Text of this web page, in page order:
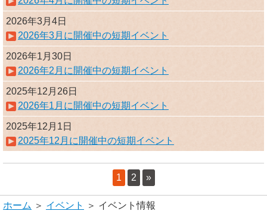
2026年3月4日
2026年3月に開催中の短期イベント
2026年1月30日
2026年2月に開催中の短期イベント
2025年12月26日
2026年1月に開催中の短期イベント
2025年12月1日
2025年12月に開催中の短期イベント
1 2 »
ホーム ＞ イベント ＞ イベント情報